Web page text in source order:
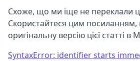
Схоже, що ми іще не переклали
Скористайтеся цим
оригінальну версію цієї статті в
SyntaxError: identifier starts